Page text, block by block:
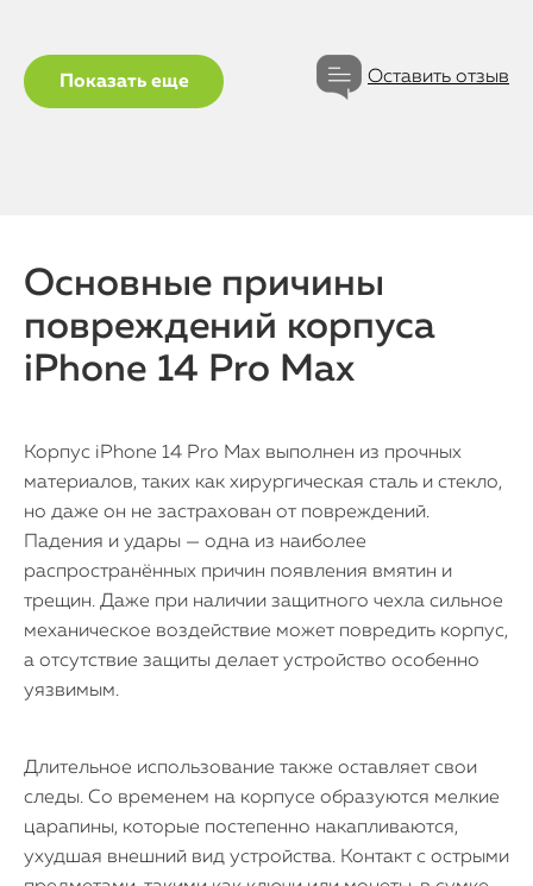
Показать еще Оставить отзыв
Основные причины
повреждений корпуса
iPhone 14 Pro Max
Корпус iPhone 14 Pro Max выполнен из прочных
материалов, таких как хирургическая сталь и стекло,
но даже он не застрахован от повреждений.
Падения и удары — одна из наиболее
распространённых причин появления вмятин и
трещин. Даже при наличии защитного чехла сильное
механическое воздействие может повредить корпус,
а отсутствие защиты делает устройство особенно
уязвимым.
Длительное использование также оставляет свои
следы. Со временем на корпусе образуются мелкие
царапины, которые постепенно накапливаются,
ухудшая внешний вид устройства. Контакт с острыми